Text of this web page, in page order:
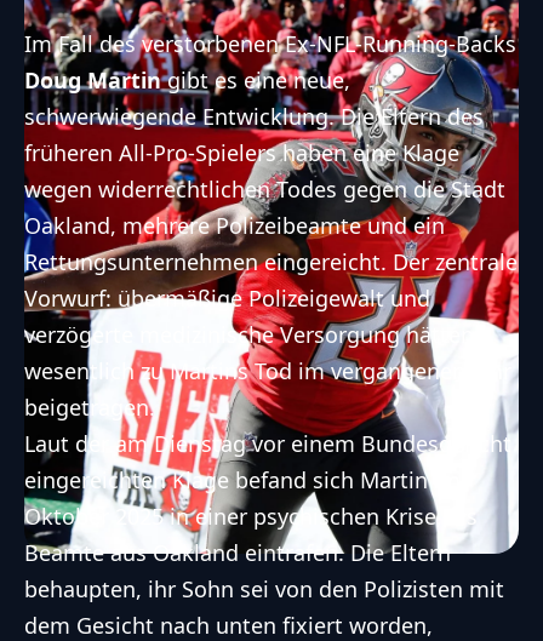
Im Fall des verstorbenen Ex-NFL-Running-Backs
Doug Martingibt es eine neue,
schwerwiegende Entwicklung. Die Eltern des
früheren All-Pro-Spielers haben eine Klage
wegen widerrechtlichen Todes gegen die Stadt
Oakland, mehrere Polizeibeamte und ein
Rettungsunternehmen eingereicht. Der zentrale
Vorwurf: übermäßige Polizeigewalt und
verzögerte medizinische Versorgung hätten
wesentlichzu Martins Tod im vergangenen Jahr
beigetragen.
Laut der am Dienstag vor einem Bundesgericht
eingereichten Klage befand sich Martin im
Oktober 2025 in einer psychischen Krise, als
Beamte aus Oakland eintrafen. Die Eltern
behaupten, ihr Sohn sei von den Polizisten mit
dem Gesicht nach unten fixiert worden,